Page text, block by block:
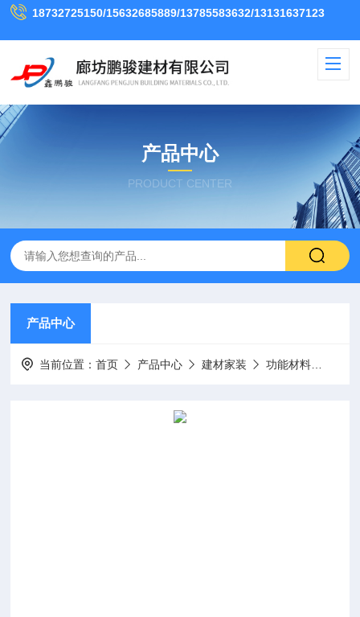
18732725150/15632685889/13785583632/13131637123
产品中心
PRODUCT CENTER
产品中心
当前位置：首页 产品中心 建材家装 功能材料